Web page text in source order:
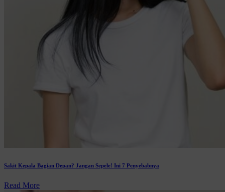
Sakit Kepala Bagian Depan? Jangan Sepele! Ini 7 Penyebabnya
Read More